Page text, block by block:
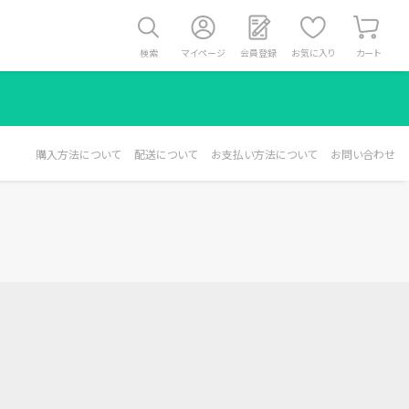
検索 マイページ 会員登録 お気に入り カート
購入方法について 配送について お支払い方法について お問い合わせ